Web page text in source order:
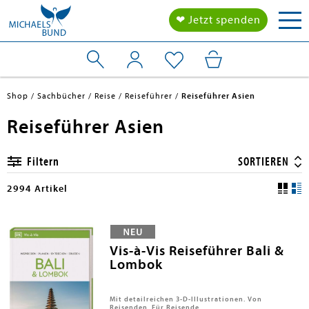
❤ Jetzt spenden
Shop Sachbücher Reise Reiseführer Reiseführer Asien
Reiseführer Asien
Filtern SORTIEREN
2994 Artikel
Vis-à-Vis Reiseführer Bali &
Lombok
Mit detailreichen 3-D-Illustrationen. Von